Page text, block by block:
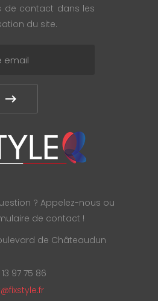
de contact dans les
du site.
? Appelez-nous ou
de contact !
de Châteaudun
97 75 86